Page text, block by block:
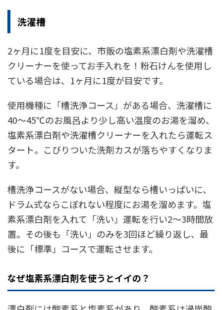
洗濯槽
2ヶ月に1度を目安に、市販の塩素系漂白剤や洗濯槽
クリーナーを使ってお手入れを！粉石けんを使用し
ている場合は、1ヶ月に1度が目安です。
使用機種に「槽洗浄コース」がある場合、洗濯槽に
40～45℃のお風呂より少し高い温度のお湯を溜め、
塩素系漂白剤や洗濯槽クリーナーを入れたら運転ス
タート。こびりついた洗剤カスが落ちやすくなりま
す。
槽洗浄コースがない場合、縦型なら槽いっぱいに、
ドラム式ならこぼれない程度にお湯を溜めます。塩
素系漂白剤を入れて「洗い」運転を行い2～3時間放
置。その後も「洗い」のみを3回ほど繰り返し、最
後に「標準」コースで運転させます。
なぜ塩素系漂白剤を使うとイイの？